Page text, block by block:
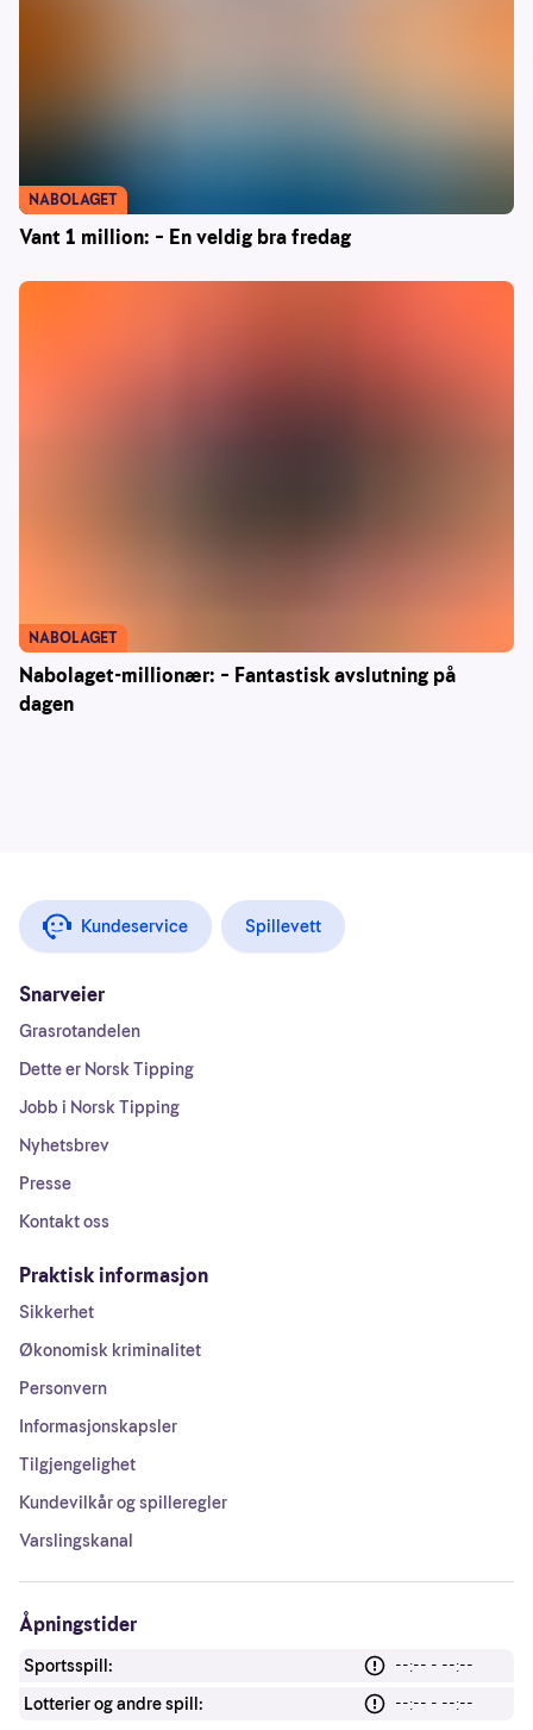
Vant 1 million: – En veldig bra fredag
NABOLAGET
Nabolaget-millionær: – Fantastisk avslutning på
dagen
NABOLAGET
Kundeservice Spillevett
Snarveier
Grasrotandelen
Dette er Norsk Tipping
Jobb i Norsk Tipping
Nyhetsbrev
Presse
Kontakt oss
Praktisk informasjon
Sikkerhet
Økonomisk kriminalitet
Personvern
Informasjonskapsler
Tilgjengelighet
Kundevilkår og spilleregler
Varslingskanal
Åpningstider
Sportsspill:
--:-- - --:--
Lotterier og andre spill:
--:-- - --:--